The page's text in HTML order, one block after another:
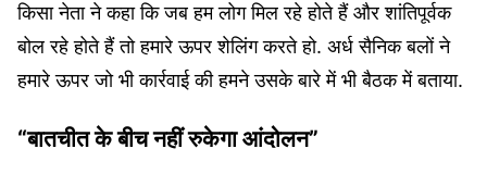
किसा नेता ने कहा कि जब हम लोग मिल रहे होते हैं और शांतिपूर्वक
बोल रहे होते हैं तो हमारे ऊपर शेलिंग करते हो. अर्ध सैनिक बलों ने
हमारे ऊपर जो भी कार्रवाई की हमने उसके बारे में भी बैठक में बताया.
“बातचीत के बीच नहीं रुकेगा आंदोलन”